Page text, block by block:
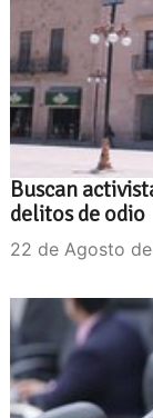
Buscan
delitos de odio
22 de Agosto